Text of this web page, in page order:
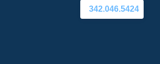
342.046.5424